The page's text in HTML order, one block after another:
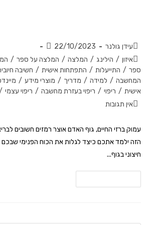
עידן גולנר
22/10/2023
איזון / הילינג / המלצה / המלצה על ספר /
ספר / התייעלות / התפתחות אישית / חשיבה
המחשבה / למידה / מדריך / מוצרי מידע /
אישית / ריפוי / ריפוי בעזרת מחשבה / ריפוי עצמי
אין תגובות
עמוק ברזי החיים, גוף האדם אוצר רמזים חשובים
הזה ילמד אתכם כיצד לגלות את הכוח הפנימי שבכם
חיצוני בגוף...